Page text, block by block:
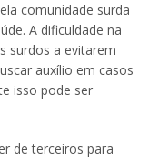
comunidade surda
A dificuldade na
surdos a evitarem
auxílio em casos
isso pode ser
de terceiros para